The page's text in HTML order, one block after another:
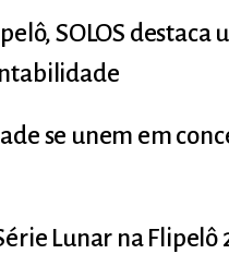
SOLOS
se unem em
Lunar na Flipelô